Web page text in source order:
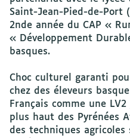
Saint-Jean-Pied-de-Port
2nde année du CAP «
« Développement
basques.
Choc culturel garanti
chez des éleveurs
Français comme une
plus haut des Pyrénées
des techniques agricoles